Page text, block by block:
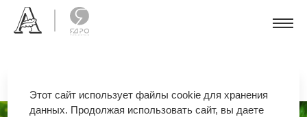
Этот сайт использует файлы cookie для хранения
данных. Продолжая использовать сайт, вы даете